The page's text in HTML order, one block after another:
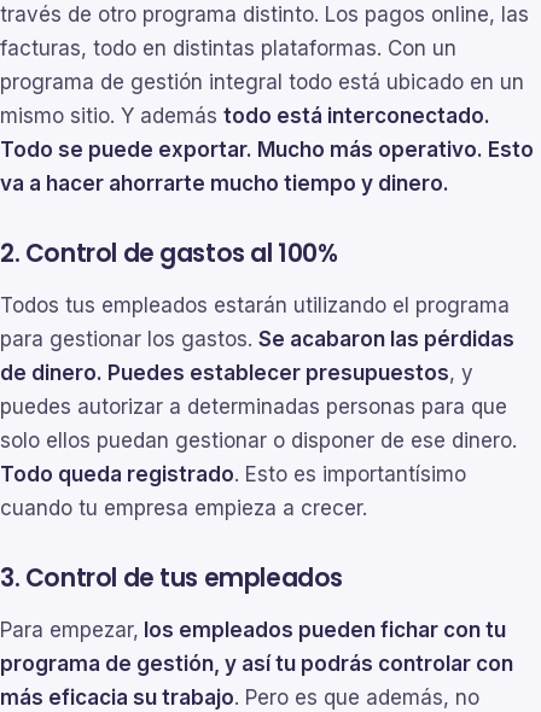
través de otro programa distinto. Los pagos online, las
facturas, todo en distintas plataformas. Con un
programa de gestión integral todo está ubicado en un
mismo sitio. Y además todo está interconectado.
Todo se puede exportar. Mucho más operativo. Esto
va a hacer ahorrarte mucho tiempo y dinero.
2. Control de gastos al 100%
Todos tus empleados estarán utilizando el programa
para gestionar los gastos. Se acabaron las pérdidas
de dinero. Puedes establecer presupuestos, y
puedes autorizar a determinadas personas para que
solo ellos puedan gestionar o disponer de ese dinero.
Todo queda registrado. Esto es importantísimo
cuando tu empresa empieza a crecer.
3. Control de tus empleados
Para empezar, los empleados pueden fichar con tu
programa de gestión, y así tu podrás controlar con
más eficacia su trabajo. Pero es que además, no